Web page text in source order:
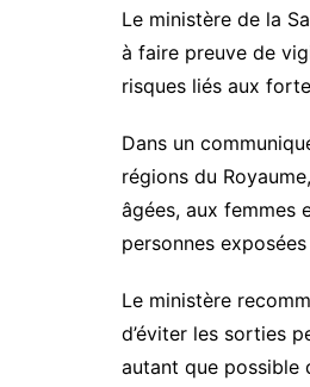
Le ministère de la
à faire preuve de
risques liés aux
Dans un
régions du
âgées, aux femmes
personnes
Le ministère
d’éviter les sorties
autant que possible